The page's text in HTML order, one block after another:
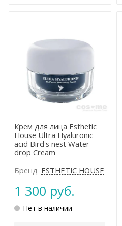
Крем для лица Esthetic
House Ultra Hyaluronic
acid Bird's nest Water
drop Cream
Бренд ESTHETIC HOUSE
1 300 руб.
Нет в наличии